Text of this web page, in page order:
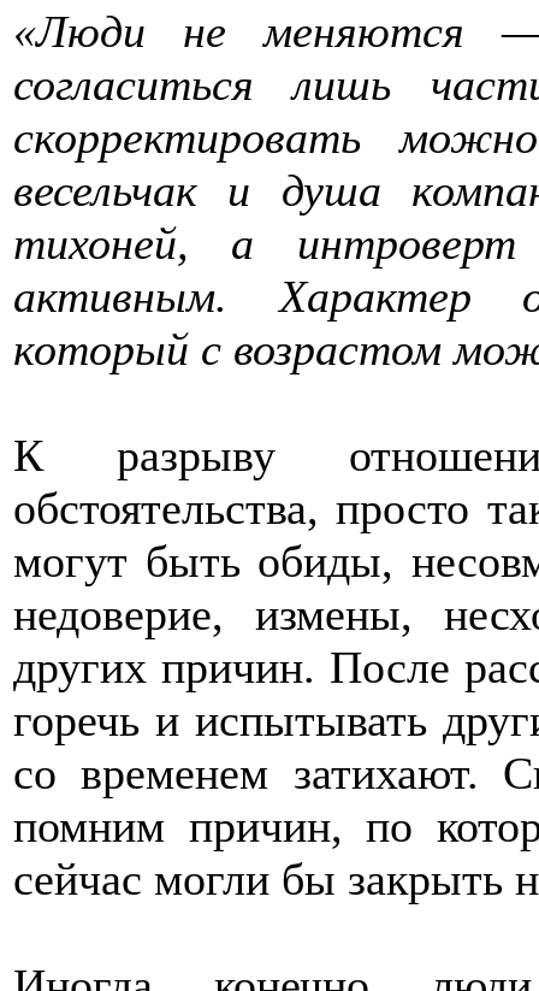
«Люди не меняются
согласиться лишь
скорректировать
весельчак и душа
тихоней, а
активным. Характер
который с возрастом
К разрыву
обстоятельства, просто
могут быть обиды,
недоверие, измены,
других причин. После
горечь и испытывать
со временем затихают.
помним причин, по
сейчас могли бы закрыть